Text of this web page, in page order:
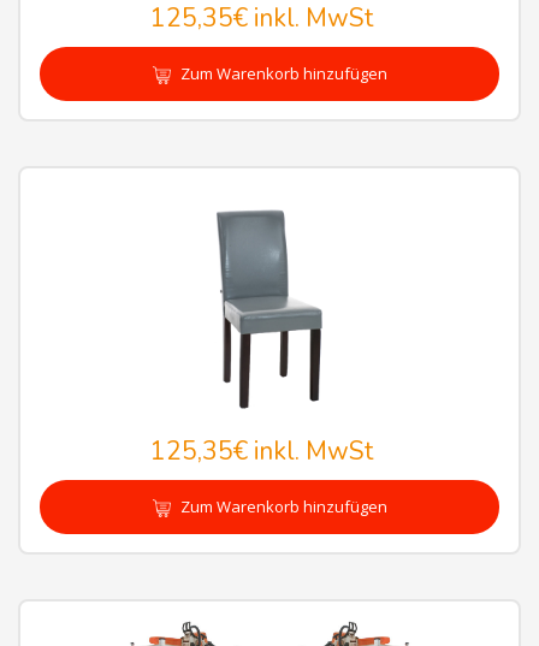
125,35€inkl. MwSt
Zum Warenkorb hinzufügen
125,35€inkl. MwSt
Zum Warenkorb hinzufügen